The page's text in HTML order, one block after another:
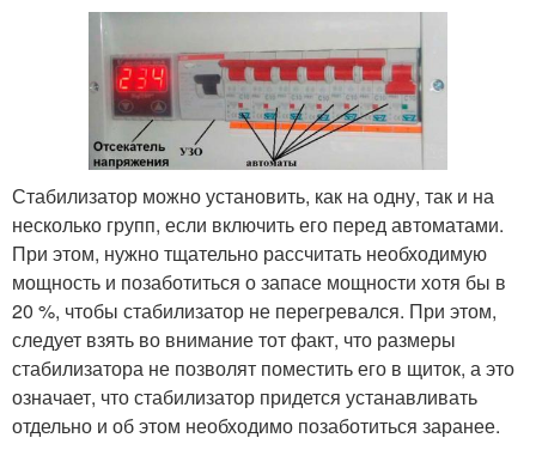
Стабилизатор можно установить, как на одну, так и на
несколько групп, если включить его перед автоматами.
При этом, нужно тщательно рассчитать необходимую
мощность и позаботиться о запасе мощности хотя бы в
20 %, чтобы стабилизатор не перегревался. При этом,
следует взять во внимание тот факт, что размеры
стабилизатора не позволят поместить его в щиток, а это
означает, что стабилизатор придется устанавливать
отдельно и об этом необходимо позаботиться заранее.